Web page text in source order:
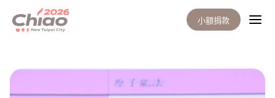
小額捐款